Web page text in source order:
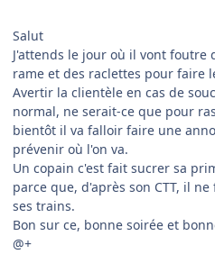
Salut
J'attends le jour où il vont foutre
rame et des raclettes pour faire
Avertir la clientèle en cas de
normal, ne serait-ce que pour
bientôt il va falloir faire une
prévenir où l'on va.
Un copain c'est fait sucrer sa
parce que, d'après son CTT, il
ses trains.
Bon sur ce, bonne soirée et
@+